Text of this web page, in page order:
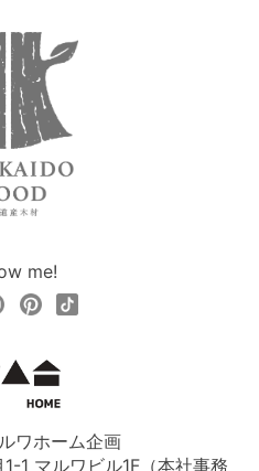
me!
ワホーム企画
1 マルワビル1F（本社事務